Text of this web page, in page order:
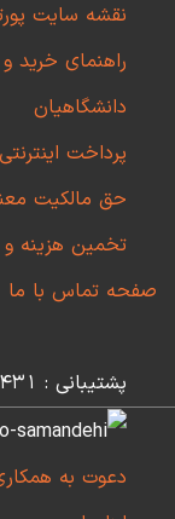
نقشه سایت
راهنمای خرید
دانشگاهیان
پرداخت
حق مالکیت
تخمین هزینه
صفحه تماس با ما
پشتیبانی : 09393887431
دعوت به